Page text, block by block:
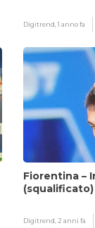
Digitrend,1 anno fa
Fiorentina –
(squalificato)
Digitrend,2 anni fa